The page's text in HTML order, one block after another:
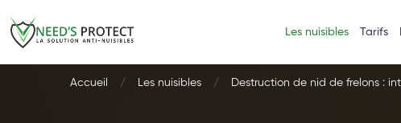
Les nuisibles Tarifs
Accueil Les nuisibles Destruction de nid de frelons :